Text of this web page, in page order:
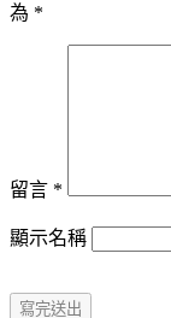
為 *
留言 *
顯示名稱